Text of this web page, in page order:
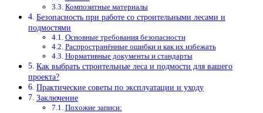
Композитные материалы
Безопасность при работе со строительными лесами и
подмостями
Основные требования безопасности
Распространённые ошибки и как их избежать
Нормативные документы и стандарты
Как выбрать строительные леса и подмости для вашего
проекта?
Практические советы по эксплуатации и уходу
Заключение
Похожие записи: